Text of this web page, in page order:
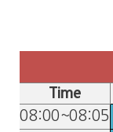
Time
08:00~08:05